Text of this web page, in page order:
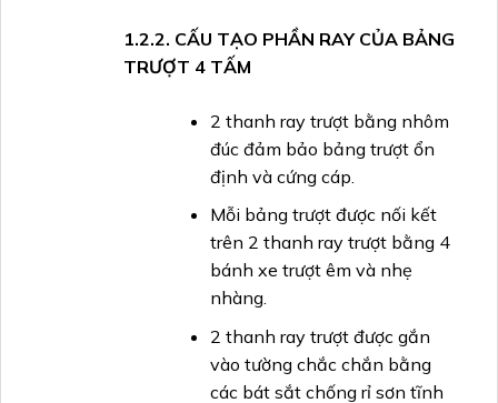
1.2.2. CẤU TẠO PHẦN RAY CỦA BẢNG
TRƯỢT 4 TẤM
2 thanh ray trượt bằng nhôm
đúc đảm bảo bảng trượt ổn
định và cứng cáp.
Mỗi bảng trượt được nối kết
trên 2 thanh ray trượt bằng 4
bánh xe trượt êm và nhẹ
nhàng.
2 thanh ray trượt được gắn
vào tường chắc chắn bằng
các bát sắt chống rỉ sơn tĩnh